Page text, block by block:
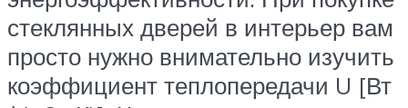
стеклянных дверей в интерьер вам
просто нужно внимательно изучить
коэффициент теплопередачи U [Вт